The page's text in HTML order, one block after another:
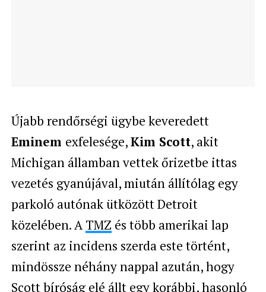
Újabb rendőrségi ügybe keveredett
Eminem exfelesége,Kim Scott, akit
Michigan államban vettek őrizetbe ittas
vezetés gyanújával, miután állítólag egy
parkoló autónak ütközött Detroit
közelében. ATMZ és több amerikai lap
szerint az incidens szerda este történt,
mindössze néhány nappal azután, hogy
Scott bíróság elé állt egy korábbi, hasonló